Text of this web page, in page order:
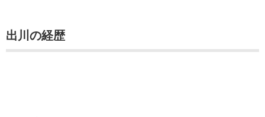
出川の経歴